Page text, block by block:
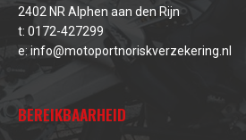
2402 NR Alphen aan den Rijn
t: 0172-427299
e: info@motoportnoriskverzekering.nl
BEREIKBAARHEID